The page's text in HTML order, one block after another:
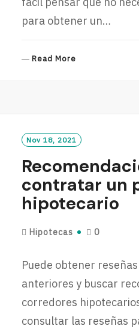
para obtener un…
Read More
R
Nov 18, 2021
contratar un
hipotecario
Hipotecas 0
Puede obtener
anteriores y buscar
corredores
consultar las reseñas